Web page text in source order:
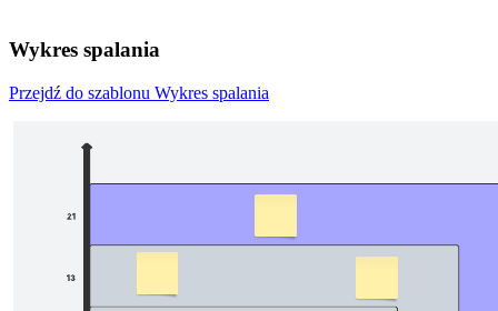
Wykres spalania
Przejdź do szablonu Wykres spalania